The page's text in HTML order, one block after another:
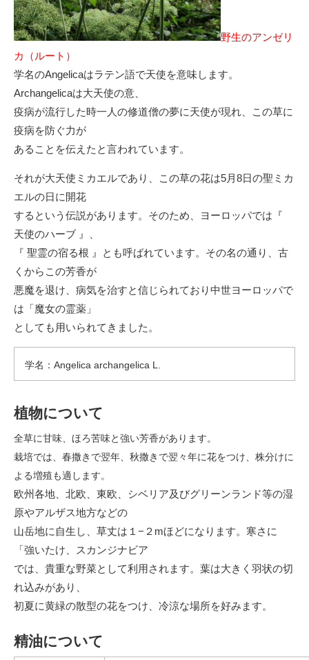
野生のアンゼリ
カ（ルート）
学名のAngelicaはラテン語で天使を意味します。
Archangelicaは大天使の意、
疫病が流行した時一人の修道僧の夢に天使が現れ、この草に
疫病を防ぐ力が
あることを伝えたと言われています。
それが大天使ミカエルであり、この草の花は5月8日の聖ミカ
エルの日に開花
するという伝説があります。そのため、ヨーロッパでは『
天使のハーブ 』、
『 聖霊の宿る根 』とも呼ばれています。その名の通り、古
くからこの芳香が
悪魔を退け、病気を治すと信じられており中世ヨーロッパで
は「魔女の霊薬」
としても用いられてきました。
学名：Angelica archangelica L.
植物について
全草に甘味、ほろ苦味と強い芳香があります。
栽培では、春撒きで翌年、秋撒きで翌々年に花をつけ、株分けに
よる増殖も適します。
欧州各地、北欧、東欧、シベリア及びグリーンランド等の湿
原やアルザス地方などの
山岳地に自生し、草丈は１−２mほどになります。寒さに
「強いたけ、スカンジナビア
では、貴重な野菜として利用されます。葉は大きく羽状の切
れ込みがあり、
初夏に黄緑の散型の花をつけ、冷涼な場所を好みます。
精油について